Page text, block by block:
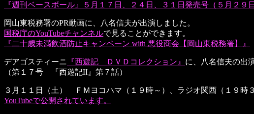
『週刊ベースボール』５月１７日、２４日、３１日発売号（５月２９
岡山東税務署のPR動画に、八名信夫が出演しました。
国税庁のYouTubeチャンネルで見ることができます。
『二十歳未満飲酒防止キャンペーン with 悪役商会【岡山東税務署】』
デアゴスティーニ 『西遊記 ＤＶＤコレクション』 に、八名信夫の出
（第１７号 『西遊記II』第７話）
３月１１日（土） ＦＭヨコハマ（１９時～）、ラジオ関西（１９時３
YouTubeで公開されています。